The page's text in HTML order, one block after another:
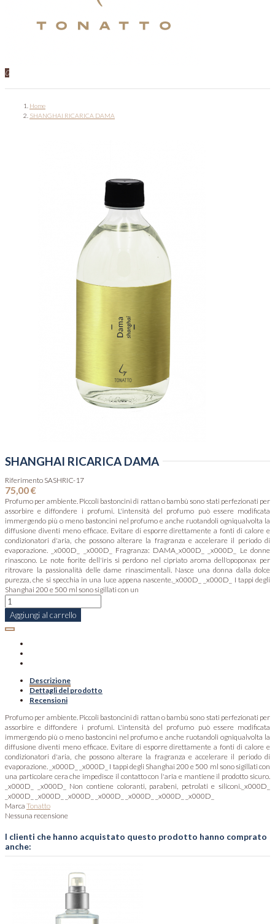
0
Home
SHANGHAI RICARICA DAMA
SHANGHAI RICARICA DAMA
Riferimento SASHRIC-17
75,00 €
Profumo per ambiente. Piccoli bastoncini di rattan o bambù sono stati perfezionati per
assorbire e diffondere i profumi. L'intensità del profumo può essere modificata
immergendo più o meno bastoncini nel profumo e anche ruotandoli ogniqualvolta la
diffusione diventi meno efficace. Evitare di esporre direttamente a fonti di calore e
condizionatori d'aria, che possono alterare la fragranza e accelerare il periodo di
evaporazione. _x000D_ _x000D_ Fragranza: DAMA_x000D_ _x000D_ Le donne
rinascono. Le note fiorite dell'iris si perdono nel cipriato aroma dell'opoponax per
ritrovare la passionalità delle dame rinascimentali. Nasce una donna dalla dolce
purezza, che si specchia in una luce appena nascente._x000D_ _x000D_ I tappi degli
Shanghai 200 e 500 ml sono sigillati con un
Aggiungi al carrello
Descrizione
Dettagli del prodotto
Recensioni
Profumo per ambiente. Piccoli bastoncini di rattan o bambù sono stati perfezionati per
assorbire e diffondere i profumi. L'intensità del profumo può essere modificata
immergendo più o meno bastoncini nel profumo e anche ruotandoli ogniqualvolta la
diffusione diventi meno efficace. Evitare di esporre direttamente a fonti di calore e
condizionatori d'aria, che possono alterare la fragranza e accelerare il periodo di
evaporazione. _x000D_ _x000D_ I tappi degli Shanghai 200 e 500 ml sono sigillati con
una particolare cera che impedisce il contatto con l'aria e mantiene il prodotto sicuro.
_x000D_ _x000D_ Non contiene coloranti, parabeni, petrolati e siliconi._x000D_
_x000D_ _x000D_ _x000D_ _x000D_ _x000D_ _x000D_ _x000D_
Marca Tonatto
Nessuna recensione
I clienti che hanno acquistato questo prodotto hanno comprato
anche: